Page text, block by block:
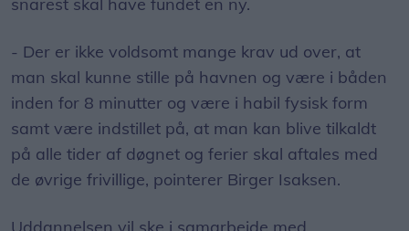
man skal kunne stille på havnen og være i båden
inden for 8 minutter og være i habil fysisk form
samt være indstillet på, at man kan blive tilkaldt
på alle tider af døgnet og ferier skal aftales med
de øvrige frivillige, pointerer Birger Isaksen.
Kystredningstjenesten.